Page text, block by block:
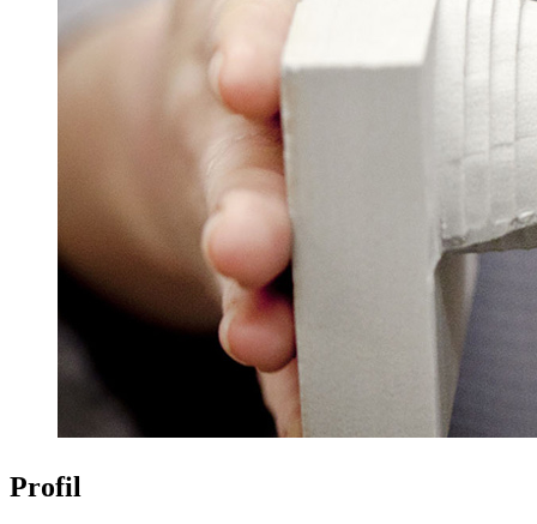
Profil